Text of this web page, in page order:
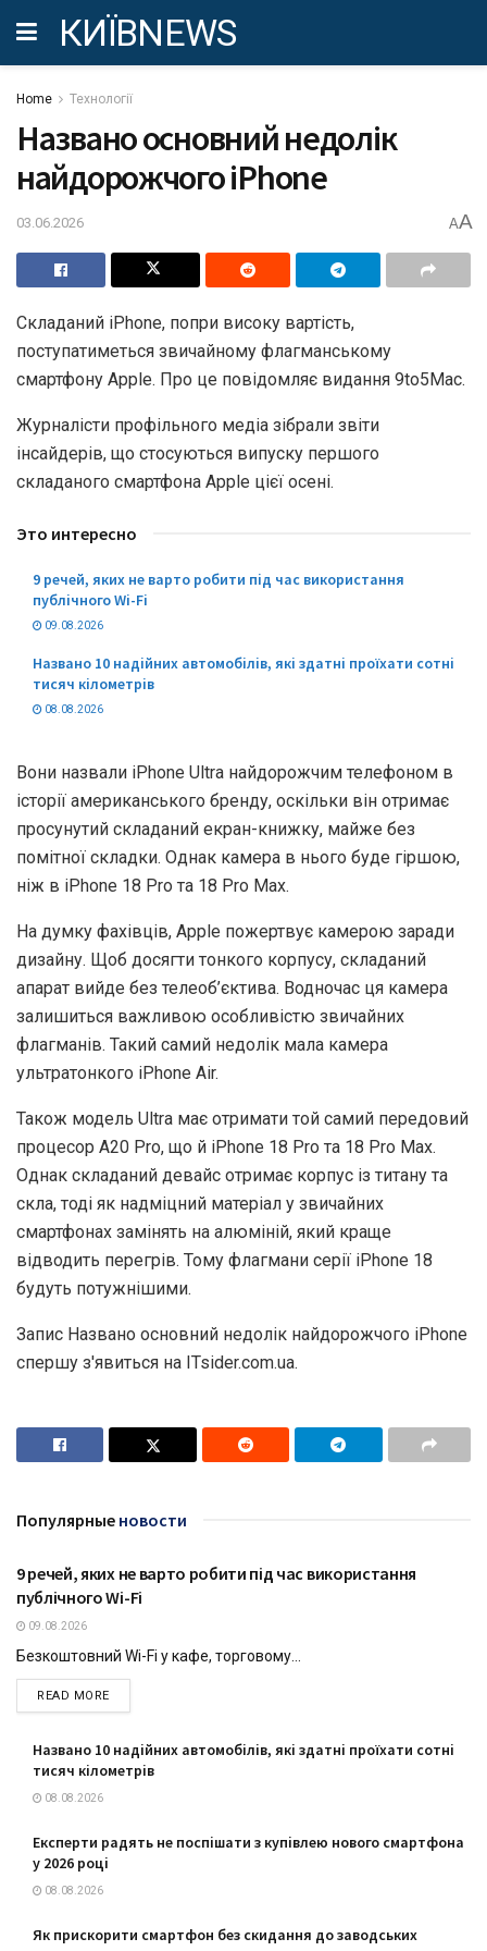
КИЇВNEWS
Home Технології
Названо основний недолік
найдорожчого iPhone
03.06.2026 AA
Складаний iPhone, попри високу вартість,
поступатиметься звичайному флагманському
смартфону Apple. Про це повідомляє видання 9to5Mac.
Журналісти профільного медіа зібрали звіти
інсайдерів, що стосуються випуску першого
складаного смартфона Apple цієї осені.
Это интересно
9 речей, яких не варто робити під час використання
публічного Wi-Fi
09.08.2026
Названо 10 надійних автомобілів, які здатні проїхати сотні
тисяч кілометрів
08.08.2026
Вони назвали iPhone Ultra найдорожчим телефоном в
історії американського бренду, оскільки він отримає
просунутий складаний екран-книжку, майже без
помітної складки. Однак камера в нього буде гіршою,
ніж в iPhone 18 Pro та 18 Pro Max.
На думку фахівців, Apple пожертвує камерою заради
дизайну. Щоб досягти тонкого корпусу, складаний
апарат вийде без телеоб’єктива. Водночас ця камера
залишиться важливою особливістю звичайних
флагманів. Такий самий недолік мала камера
ультратонкого iPhone Air.
Також модель Ultra має отримати той самий передовий
процесор A20 Pro, що й iPhone 18 Pro та 18 Pro Max.
Однак складаний девайс отримає корпус із титану та
скла, тоді як надміцний матеріал у звичайних
смартфонах замінять на алюміній, який краще
відводить перегрів. Тому флагмани серії iPhone 18
будуть потужнішими.
Запис Названо основний недолік найдорожчого iPhone
спершу з'явиться на ITsider.com.ua.
Популярные новости
ТЕХНОЛОГІЇ
9 речей, яких не варто робити під час використання
публічного Wi-Fi
09.08.2026
Безкоштовний Wi-Fi у кафе, торговому...
READ MOREDETAILS
Названо 10 надійних автомобілів, які здатні проїхати сотні
тисяч кілометрів
08.08.2026
Експерти радять не поспішати з купівлею нового смартфона
у 2026 році
08.08.2026
Як прискорити смартфон без скидання до заводських